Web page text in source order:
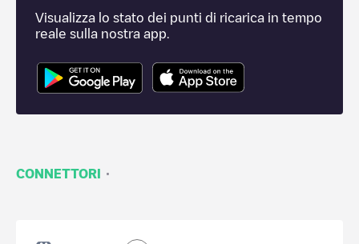
Visualizza lo stato dei punti di ricarica in tempo
reale sulla nostra app.
CONNETTORI ·